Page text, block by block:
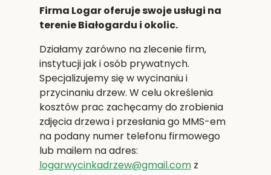
Firma Logar oferuje swoje usługi na
terenie Białogardu i okolic.
Działamy zarówno na zlecenie firm,
instytucji jak i osób prywatnych.
Specjalizujemy się w wycinaniu i
przycinaniu drzew. W celu określenia
kosztów prac zachęcamy do zrobienia
zdjęcia drzewa i przesłania go MMS-em
na podany numer telefonu firmowego
lub mailem na adres:
logarwycinkadrzew@gmail.comz